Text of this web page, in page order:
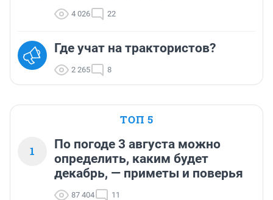
4 026 22
Где учат на трактористов?
2 265 8
ТОП 5
1
По погоде 3 августа можно
определить, каким будет
декабрь, — приметы и поверья
87 404 11